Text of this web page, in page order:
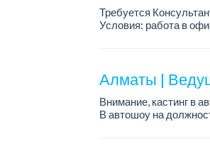
Требуется
Условия: работа в
Алматы |
Внимание, кастинг в
В автошоу на